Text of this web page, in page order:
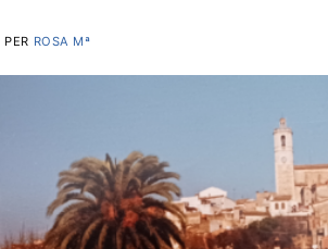
PER ROSA Mª